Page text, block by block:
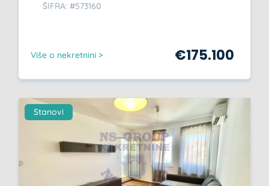
ŠIFRA: #573160
Više o nekretnini > €175.100
Stanovi